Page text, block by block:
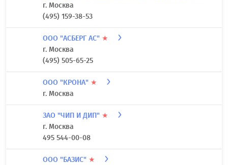
г. Москва
(495) 159-38-53
ООО "АСБЕРГ АС" ★
г. Москва
(495) 505-65-25
ООО "КРОНА" ★
г. Москва
ЗАО "ЧИП И ДИП" ★
г. Москва
495 544-00-08
ООО "БАЗИС" ★